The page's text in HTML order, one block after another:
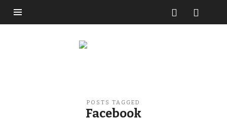
Buzzikuski
POSTS TAGGED
Facebook